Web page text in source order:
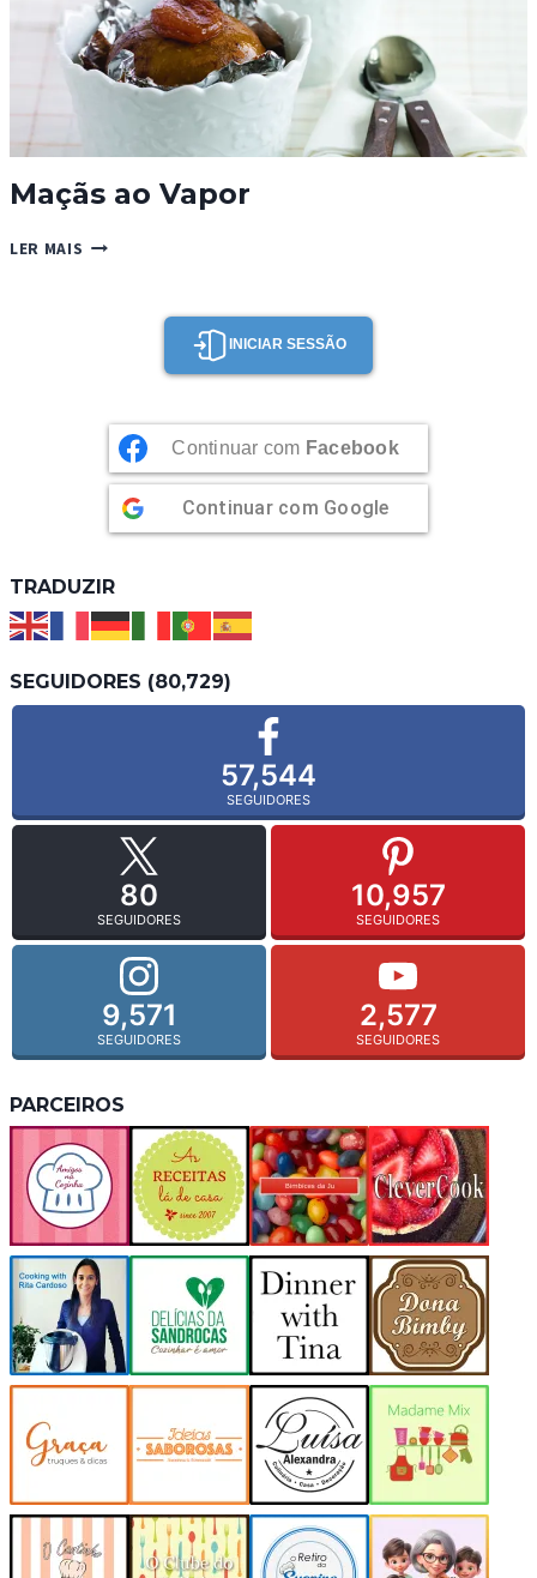
Maçãs ao Vapor
LER MAIS MAÇÃS
INICIAR SESSÃO
Continuar com Facebook
Continuar com Google
TRADUZIR
SEGUIDORES (80,729)
57,544
SEGUIDORES
80
SEGUIDORES
10,957
SEGUIDORES
9,571
SEGUIDORES
2,577
SEGUIDORES
PARCEIROS